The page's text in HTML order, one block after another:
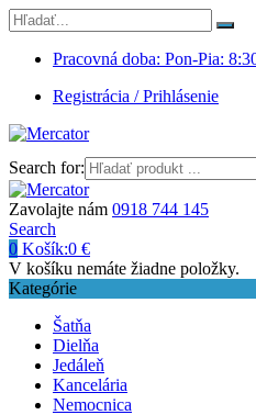
Pracovná doba: Pon-Pia:
Registrácia / Prihlásenie
Search for:
Zavolajte nám 0918 744 145
Search
0 Košík:0 €
V košíku nemáte žiadne položky.
Kategórie
Šatňa
Dielňa
Jedáleň
Kancelária
Nemocnica